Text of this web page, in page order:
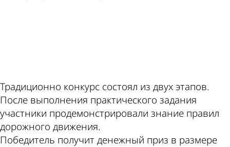
Традиционно конкурс состоял из двух этапов.
После выполнения практического задания
участники продемонстрировали знание правил
дорожного движения.
Победитель получит денежный приз в размере